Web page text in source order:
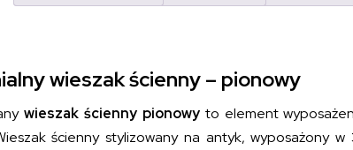
wieszak ścienny – pionowy
wieszak ścienny pionowyto element
ścienny stylizowany na antyk, wyposażony